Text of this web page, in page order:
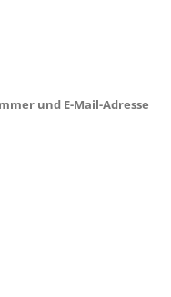
und E-Mail-Adresse